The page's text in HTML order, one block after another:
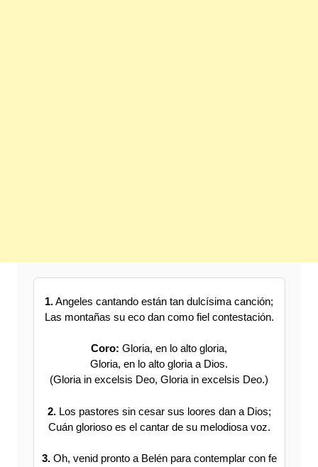
1.Angeles cantando están tan dulcísima canción;
Las montañas su eco dan como fiel contestación.
Coro: Gloria, en lo alto gloria,
Gloria, en lo alto gloria a Dios.
(Gloria in excelsis Deo, Gloria in excelsis Deo.)
2.Los pastores sin cesar sus loores dan a Dios;
Cuán glorioso es el cantar de su melodiosa voz.
3.Oh, venid pronto a Belén para contemplar con fe